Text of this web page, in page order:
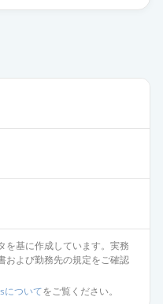
サワ
日
「明
通常出荷
を基に作成しています。実務
および勤務先の規定をご確認
についてをご覧ください。